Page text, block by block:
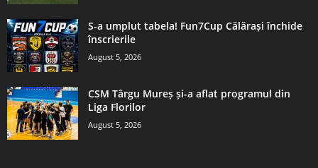
S-a umplut tabela! Fun7Cup Călărași închide
înscrierile
August 5, 2026
CSM Târgu Mureș și-a aflat programul din
Liga Florilor
August 5, 2026